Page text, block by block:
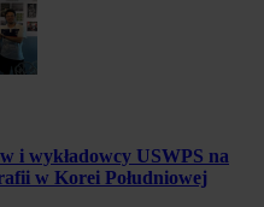
i wykładowcy USWPS na
w Korei Południowej